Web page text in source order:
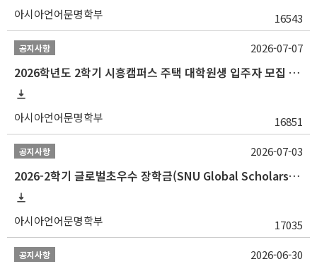
아시아언어문명학부 16543
공지사항
2026학년도 2학기 시흥캠퍼스 주택 대학원생 입주자 모집 안내
아시아언어문명학부 16851
2026-07-07
공지사항
2026-2학기 글로벌초우수 장학금(SNU Global Scholarship, GS) 신청 안내(~7/12 23:00)
아시아언어문명학부 17035
2026-07-03
공지사항 2026-06-30